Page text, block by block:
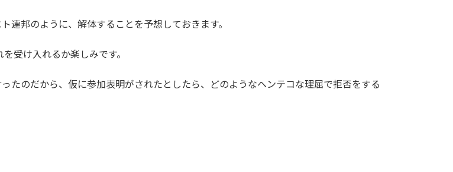
連邦のように、解体することを予想しておきます。
受け入れるか楽しみです。
たのだから、仮に参加表明がされたとしたら、どのようなヘンテコな理屈で拒否をする